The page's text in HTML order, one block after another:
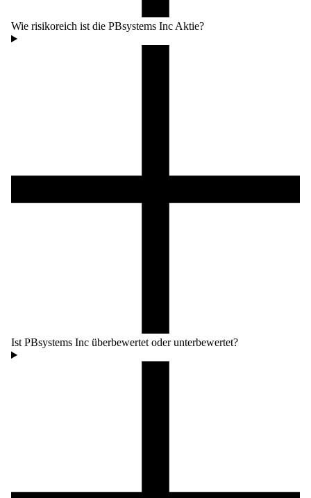
Wie risikoreich ist die PBsystems Inc Aktie?
Ist PBsystems Inc überbewertet oder unterbewertet?